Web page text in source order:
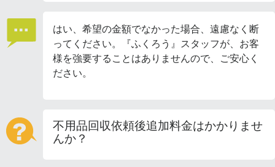
はい、希望の金額でなかった場合、遠慮なく断
ってください。『ふくろう』スタッフが、お客
様を強要することはありませんので、ご安心く
ださい。
不用品回収依頼後追加料金はかかりませ
んか？